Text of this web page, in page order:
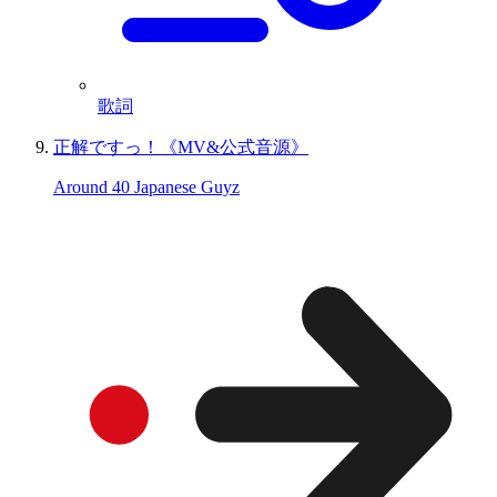
歌詞
正解ですっ！《MV&公式音源》
Around 40 Japanese Guyz